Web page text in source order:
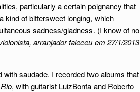
particularly a certain poignancy that
kind of bittersweet longing, which
sadness/gladness. (I know of no
arranjador faleceu em 27/1/2013
saudade. I recorded two albums that
Rio, with guitarist LuizBonfa and Roberto